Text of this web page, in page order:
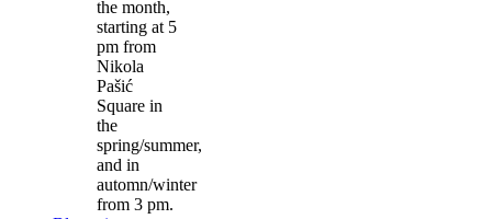
the month,
starting at 5
pm from
Nikola
Pašić
Square in
the
spring/summer,
and in
automn/winter
from 3 pm.